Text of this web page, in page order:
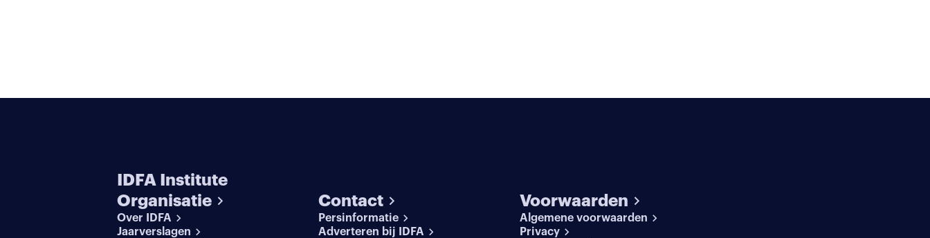
IDFA Institute
Organisatie
Over IDFA
Jaarverslagen
Contact
Persinformatie
Adverteren bij IDFA
Voorwaarden
Algemene voorwaarden
Privacy